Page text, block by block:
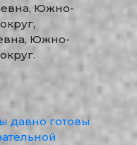
Южно-
Южно-